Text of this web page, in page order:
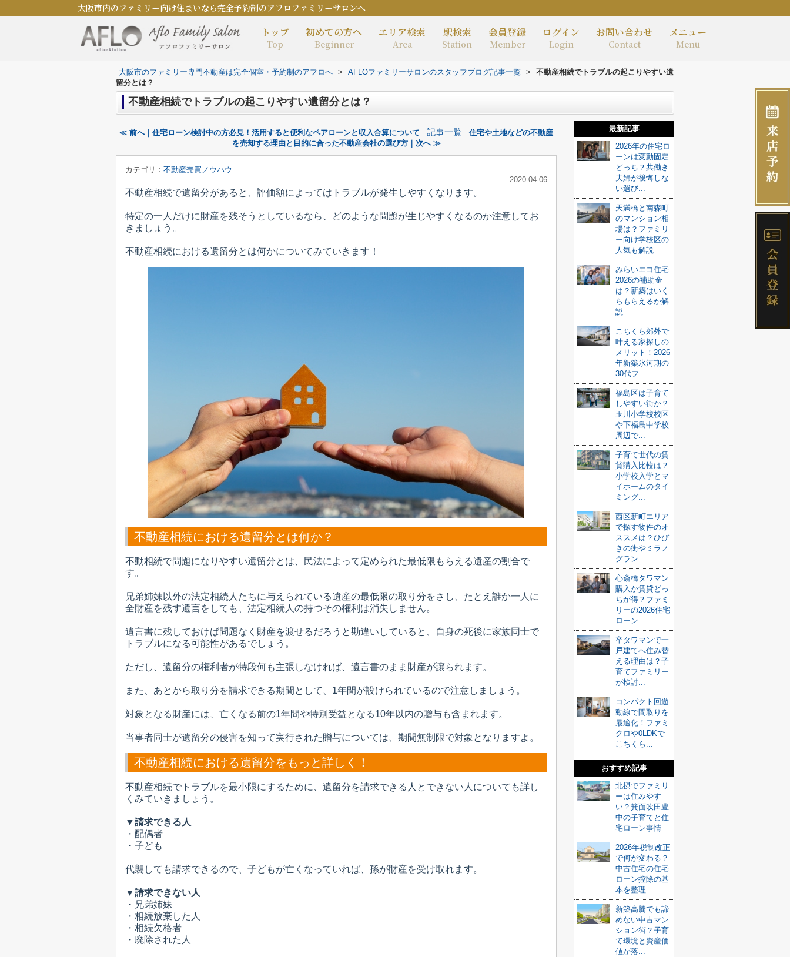
大阪市内のファミリー向け住まいなら完全予約制のアフロファミリーサロンへ
トップ
Top
初めての方へ
Beginner
エリア検索
Area
駅検索
Station
会員登録
Member
ログイン
Login
お問い合わせ
Contact
メニュー
Menu
大阪市のファミリー専門不動産は完全個室・予約制のアフロへ > AFLOファミリーサロンのスタッフブログ記事一覧 >
不動産相続でトラブルの起こりやすい遺
留分とは？
不動産相続でトラブルの起こりやすい遺留分とは？
≪ 前へ｜住宅ローン検討中の方必見！活用すると便利なペアローンと収入合算について 記事一覧
住宅や土地などの不動産
を売却する理由と目的に合った不動産会社の選び方｜次へ ≫
カテゴリ： 不動産売買ノウハウ
2020-04-06
不動産相続で遺留分があると、評価額によってはトラブルが発生しやすくなります。
特定の一人だけに財産を残そうとしているなら、どのような問題が生じやすくなるのか注意してお
きましょう。
不動産相続における遺留分とは何かについてみていきます！
不動産相続における遺留分とは何か？
不動相続で問題になりやすい遺留分とは、民法によって定められた最低限もらえる遺産の割合で
す。
兄弟姉妹以外の法定相続人たちに与えられている遺産の最低限の取り分をさし、たとえ誰か一人に
全財産を残す遺言をしても、法定相続人の持つその権利は消失しません。
遺言書に残しておけば問題なく財産を渡せるだろうと勘違いしていると、自身の死後に家族同士で
トラブルになる可能性があるでしょう。
ただし、遺留分の権利者が特段何も主張しなければ、遺言書のまま財産が譲られます。
また、あとから取り分を請求できる期間として、 1年間が設けられているので注意しましょう。
対象となる財産には、亡くなる前の1年間や特別受益となる10年以内の贈与も含まれます。
当事者同士が遺留分の侵害を知って実行された贈与については、期間無制限で対象となりますよ。
不動産相続における遺留分をもっと詳しく！
不動産相続でトラブルを最小限にするために、遺留分を請求できる人とできない人についても詳し
くみていきましょう。
▼請求できる人
・配偶者
・子ども
代襲しても請求できるので、子どもが亡くなっていれば、孫が財産を受け取れます。
▼請求できない人
・兄弟姉妹
・相続放棄した人
・相続欠格者
・廃除された人
最新記事
2026年の住宅ロ
ーンは変動固定
どっち？共働き
夫婦が後悔しな
い選び...
天満橋と南森町
のマンション相
場は？ファミリ
ー向け学校区の
人気も解説
みらいエコ住宅
2026の補助金
は？新築はいく
らもらえるか解
説
こちくら郊外で
叶える家探しの
メリット！2026
年新築氷河期の
30代フ...
福島区は子育て
しやすい街か？
玉川小学校校区
や下福島中学校
周辺で...
子育て世代の賃
貸購入比較は？
小学校入学とマ
イホームのタイ
ミング...
西区新町エリア
で探す物件のオ
ススメは？ひび
きの街やミラノ
グラン...
心斎橋タワマン
購入か賃貸どっ
ちが得？ファミ
リーの2026住宅
ローン...
卒タワマンで一
戸建てへ住み替
える理由は？子
育てファミリー
が検討...
コンパクト回遊
動線で間取りを
最適化！ファミ
クロや0LDKで
こちくら...
おすすめ記事
北摂でファミリ
ーは住みやす
い？箕面吹田豊
中の子育てと住
宅ローン事情
2026年税制改正
で何が変わる？
中古住宅の住宅
ローン控除の基
本を整理
新築高騰でも諦
めない中古マン
ション術？子育
て環境と資産価
値が落...